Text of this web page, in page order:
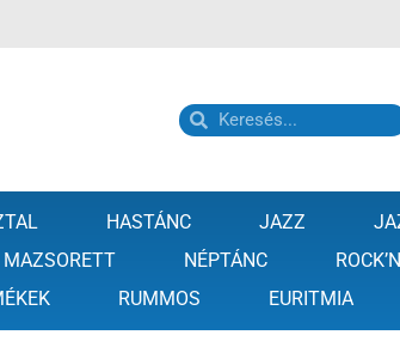
HASTÁNC JAZZ
MAZSORETT NÉPTÁNC
RUMMOS EURITMIA